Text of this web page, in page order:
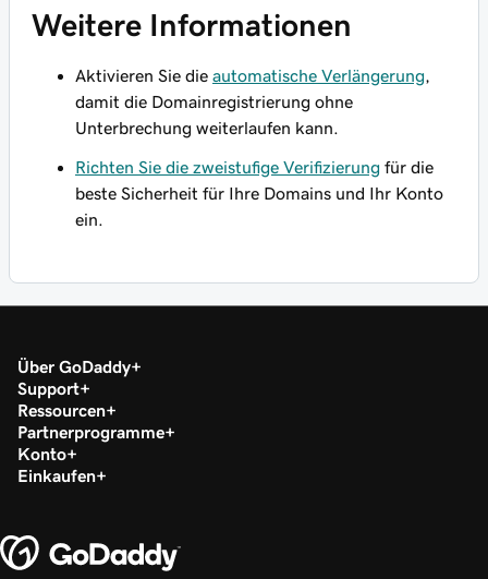
Weitere Informationen
Aktivieren Sie die automatische Verlängerung
damit die Domainregistrierung ohne
Unterbrechung weiterlaufen kann.
Richten Sie die zweistufige Verifizierung für die
beste Sicherheit für Ihre Domains und Ihr Konto
ein.
Über GoDaddy
Support
Ressourcen
Partnerprogramme
Konto
Einkaufen